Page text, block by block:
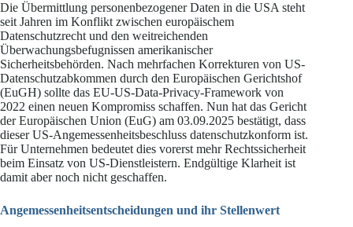
Die Übermittlung personenbezogener Daten in die USA steht
seit Jahren im Konflikt zwischen europäischem
Datenschutzrecht und den weitreichenden
Überwachungsbefugnissen amerikanischer
Sicherheitsbehörden. Nach mehrfachen Korrekturen von US-
Datenschutzabkommen durch den Europäischen Gerichtshof
(EuGH) sollte das EU-US-Data-Privacy-Framework von
2022 einen neuen Kompromiss schaffen. Nun hat das Gericht
der Europäischen Union (EuG) am 03.09.2025 bestätigt, dass
dieser US-Angemessenheitsbeschluss datenschutzkonform ist.
Für Unternehmen bedeutet dies vorerst mehr Rechtssicherheit
beim Einsatz von US-Dienstleistern. Endgültige Klarheit ist
damit aber noch nicht geschaffen.
Angemessenheitsentscheidungen und ihr Stellenwert